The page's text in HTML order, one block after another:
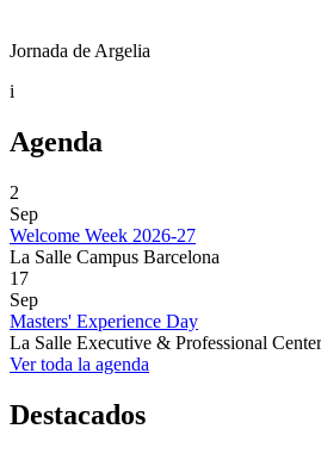
Jornada de Argelia
i
Agenda
2
Sep
Welcome Week 2026-27
La Salle Campus Barcelona
17
Sep
Masters' Experience Day
La Salle Executive & Professional Center
Ver toda la agenda
Destacados